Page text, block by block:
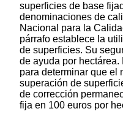
superficies de base
denominaciones de
Nacional para la
párrafo establece la
de superficies. Su
de ayuda por
para determinar que el
superación de
de corrección
fija en 100 euros por